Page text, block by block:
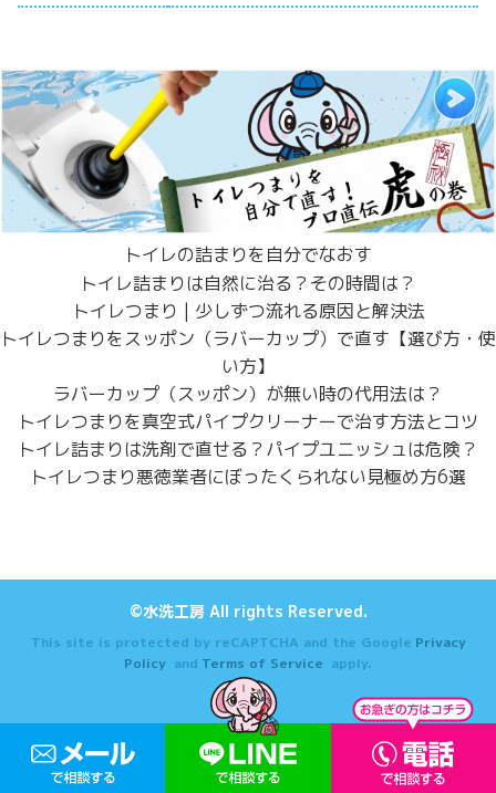
トイレの詰まりを自分でなおす
トイレ詰まりは自然に治る？その時間は？
トイレつまり | 少しずつ流れる原因と解決法
トイレつまりをスッポン（ラバーカップ）で直す【選び方・使
い方】
ラバーカップ（スッポン）が無い時の代用法は？
トイレつまりを真空式パイプクリーナーで治す方法とコツ
トイレ詰まりは洗剤で直せる？パイプユニッシュは危険？
トイレつまり悪徳業者にぼったくられない見極め方6選
©水洗工房 All rights Reserved.
This site is protected by reCAPTCHA and the Google Privacy
Policy and Terms of Service apply.